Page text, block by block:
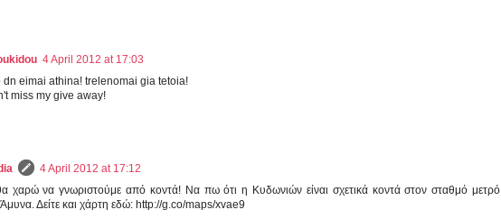
4 April 2012 at 17:03
dn eimai athina! trelenomai gia tetoia!
miss my give away!
4 April 2012 at 17:12
χαρώ να γνωριστούμε από κοντά! Να πω ότι η Κυδωνιών είναι σχετικά κοντά στον σταθμό μετρό
Άμυνα. Δείτε και χάρτη εδώ: http://g.co/maps/xvae9